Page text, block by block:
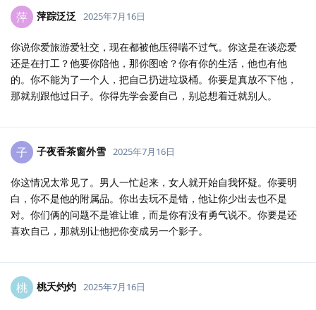
萍 萍踪泛泛 2025年7月16日
你说你爱旅游爱社交，现在都被他压得喘不过气。你这是在谈恋爱
还是在打工？他要你陪他，那你图啥？你有你的生活，他也有他
的。你不能为了一个人，把自己扔进垃圾桶。你要是真放不下他，
那就别跟他过日子。你得先学会爱自己，别总想着迁就别人。
子 子夜香茶窗外雪 2025年7月16日
你这情况太常见了。男人一忙起来，女人就开始自我怀疑。你要明
白，你不是他的附属品。你出去玩不是错，他让你少出去也不是
对。你们俩的问题不是谁让谁，而是你有没有勇气说不。你要是还
喜欢自己，那就别让他把你变成另一个影子。
桃 桃夭灼灼 2025年7月16日